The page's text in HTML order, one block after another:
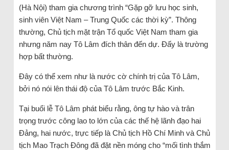
(Hà Nội) tham gia chương trình “Gặp gỡ lưu học sinh,
sinh viên Việt Nam – Trung Quốc các thời kỳ”. Thông
thường, Chủ tịch mặt trận Tổ quốc Việt Nam tham gia
nhưng năm nay Tô Lâm đích thân đến dự. Đấy là trường
hợp bất thường.
Đây có thể xem như là nước cờ chính trị của Tô Lâm,
bởi nó nói lên thái độ của Tô Lâm trước Bắc Kinh.
Tại buổi lễ Tô Lâm phát biểu rằng, ông tự hào và trân
trọng trước công lao to lớn của các thế hệ lãnh đạo hai
Đảng, hai nước, trực tiếp là Chủ tịch Hồ Chí Minh và Chủ
tịch Mao Trạch Đông đã đặt nền móng cho “mối tình thắm